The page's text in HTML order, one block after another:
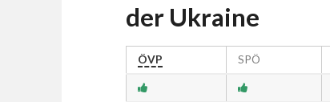
der Ukraine
ÖVP SPÖ